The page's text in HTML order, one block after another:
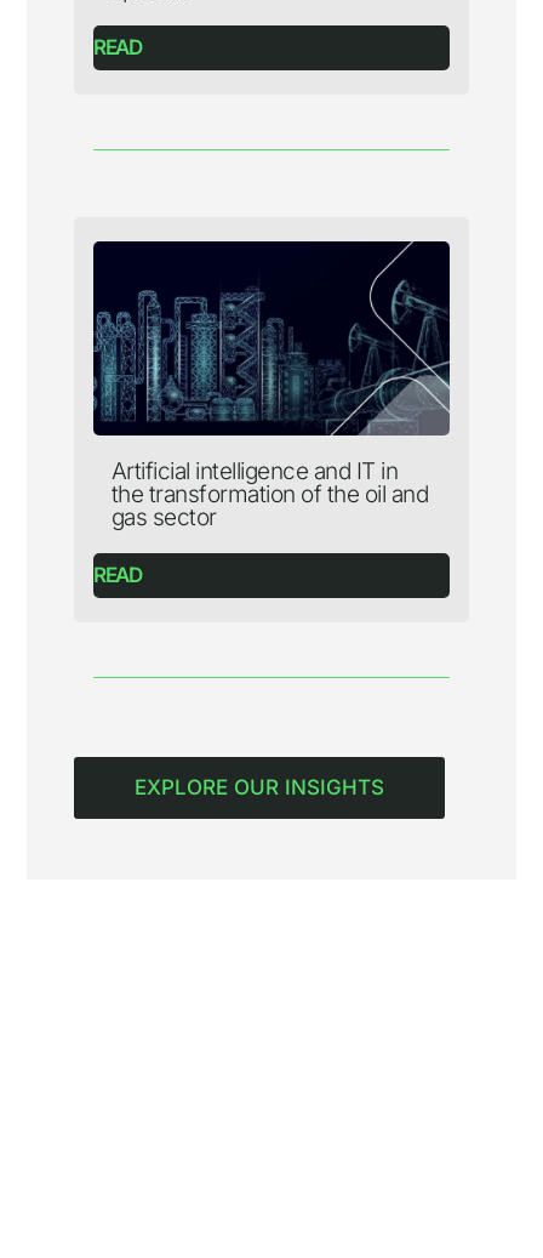
READ
Artificial intelligence and IT in
the transformation of the oil and
gas sector
READ
EXPLORE OUR INSIGHTS